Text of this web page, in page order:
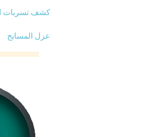
كشف تسربات
عزل المسابح